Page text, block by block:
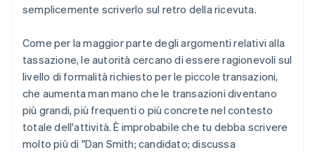
semplicemente scriverlo sul retro della ricevuta.
Come per la maggior parte degli argomenti relativi alla
tassazione, le autorità cercano di essere ragionevoli sul
livello di formalità richiesto per le piccole transazioni,
che aumenta man mano che le transazioni diventano
più grandi, più frequenti o più concrete nel contesto
totale dell'attività. È improbabile che tu debba scrivere
molto più di "Dan Smith; candidato; discussa
Australia
English
Austria
DeutschEnglish
Belgio